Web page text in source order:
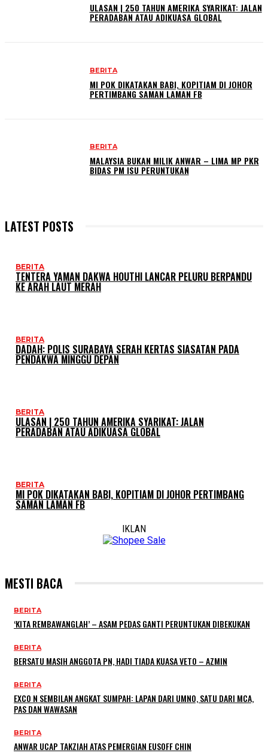
ULASAN | 250 TAHUN AMERIKA SYARIKAT: JALAN
PERADABAN ATAU ADIKUASA GLOBAL
BERITA
MI POK DIKATAKAN BABI, KOPITIAM DI JOHOR
PERTIMBANG SAMAN LAMAN FB
BERITA
MALAYSIA BUKAN MILIK ANWAR – LIMA MP PKR
BIDAS PM ISU PERUNTUKAN
LATEST POSTS
BERITA
TENTERA YAMAN DAKWA HOUTHI LANCAR PELURU BERPANDU
KE ARAH LAUT MERAH
BERITA
DADAH: POLIS SURABAYA SERAH KERTAS SIASATAN PADA
PENDAKWA MINGGU DEPAN
BERITA
ULASAN | 250 TAHUN AMERIKA SYARIKAT: JALAN
PERADABAN ATAU ADIKUASA GLOBAL
BERITA
MI POK DIKATAKAN BABI, KOPITIAM DI JOHOR PERTIMBANG
SAMAN LAMAN FB
IKLAN
MESTI BACA
BERITA
‘KITA REMBAWANGLAH’ – ASAM PEDAS GANTI PERUNTUKAN DIBEKUKAN
BERITA
BERSATU MASIH ANGGOTA PN, HADI TIADA KUASA VETO – AZMIN
BERITA
EXCO N SEMBILAN ANGKAT SUMPAH: LAPAN DARI UMNO, SATU DARI MCA,
PAS DAN WAWASAN
BERITA
ANWAR UCAP TAKZIAH ATAS PEMERGIAN EUSOFF CHIN